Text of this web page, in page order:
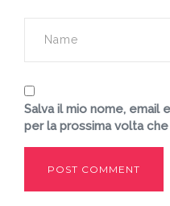
Salva il mio nome, email
per la prossima volta